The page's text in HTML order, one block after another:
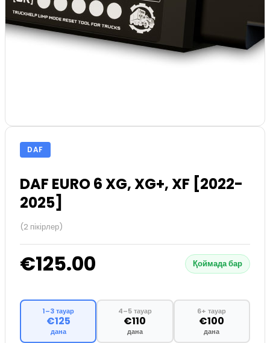
DAF
DAF EURO 6 XG, XG+, XF [2022-
2025]
(2 пікірлер)
€125.00 Қоймада бар
1–3 тауар
€125
дана
4–5 тауар
€110
дана
6+ тауар
€100
дана